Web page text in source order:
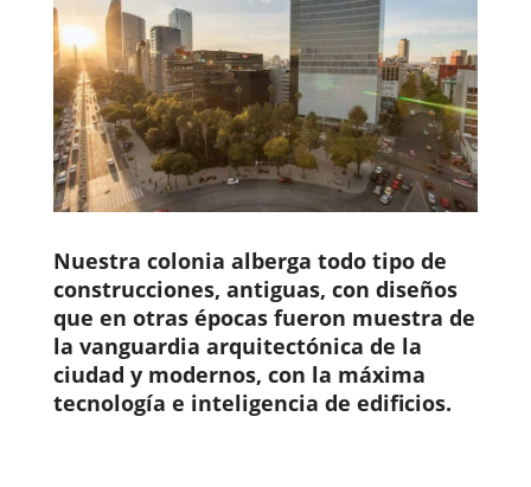
Nuestra colonia alberga todo tipo de
construcciones, antiguas, con diseños
que en otras épocas fueron muestra de
la vanguardia arquitectónica de la
ciudad y modernos, con la máxima
tecnología e inteligencia de edificios.